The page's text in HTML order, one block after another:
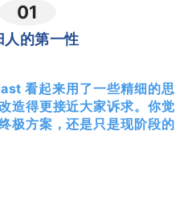
01
人的第一性
看起来用了一些精细的思
造得更接近大家诉求。你觉
极方案，还是只是现阶段的